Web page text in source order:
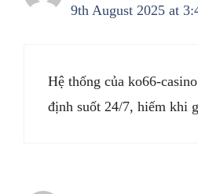
9th August 2025 at
Hệ thống của ko66-
định suốt 24/7, hiếm khi